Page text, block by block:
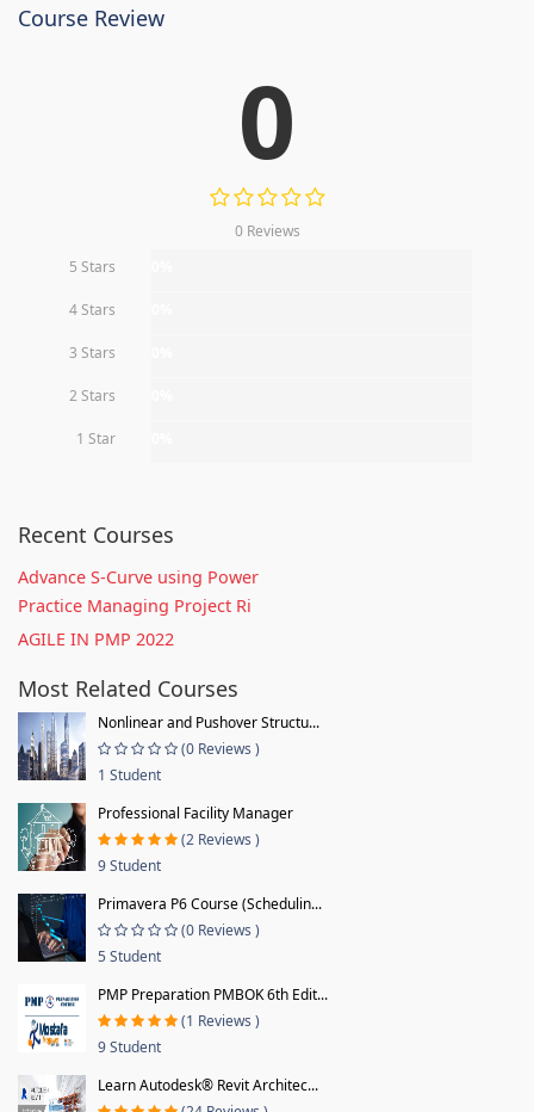
Course Review
0
0 Reviews
5 Stars
4 Stars
3 Stars
2 Stars
1 Star
Recent Courses
Advance S-Curve using Power
Practice Managing Project Ri
AGILE IN PMP 2022
Most Related Courses
Nonlinear and Pushover Structu...
(0 Reviews )
1 Student
Professional Facility Manager
(2 Reviews )
9 Student
Primavera P6 Course (Schedulin...
(0 Reviews )
5 Student
PMP Preparation PMBOK 6th Edit...
(1 Reviews )
9 Student
Learn Autodesk® Revit Architec...